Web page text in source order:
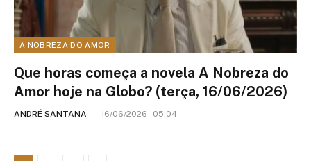
A NOBREZA DO AMOR
Que horas começa a novela A Nobreza do
Amor hoje na Globo? (terça, 16/06/2026)
ANDRÉ SANTANA 16/06/2026 - 05:04